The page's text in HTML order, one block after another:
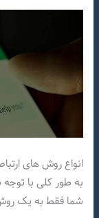
انواع روش های
به طور کلی با
شما فقط به یک روش